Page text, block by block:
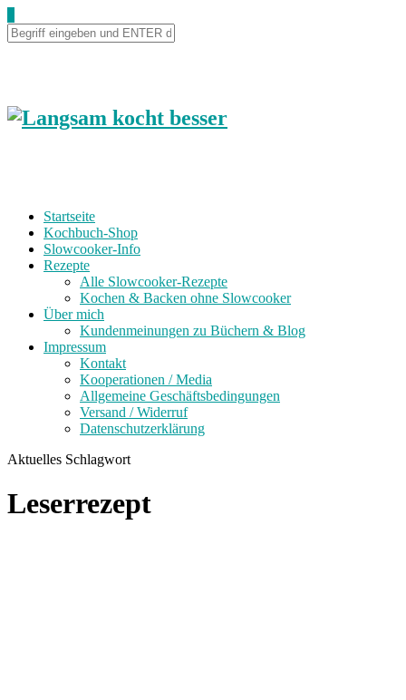
Startseite
Kochbuch-Shop
Slowcooker-Info
Rezepte
Alle Slowcooker-Rezepte
Kochen & Backen ohne Slowcooker
Über mich
Kundenmeinungen zu Büchern & Blog
Impressum
Kontakt
Kooperationen / Media
Allgemeine Geschäftsbedingungen
Versand / Widerruf
Datenschutzerklärung
Aktuelles Schlagwort
Leserrezept